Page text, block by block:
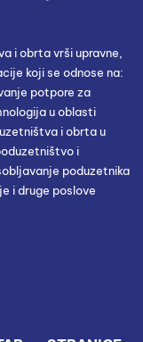
i obrta vrši upravne,
koji se odnose na:
potpore za
u oblasti
i obrta u
i
poduzetnika
i druge poslove